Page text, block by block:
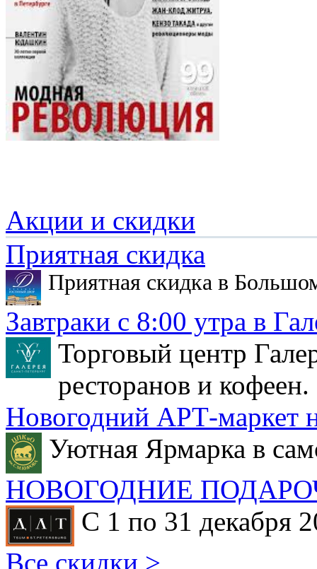
Акции и скидки
Приятная скидка
Приятная скидка в
Завтраки с 8:00 утра в
Торговый центр
ресторанов и кофеен.
Новогодний АРТ-маркет
Уютная Ярмарка в
НОВОГОДНИЕ
С 1 по 31 декабря
Все скидки >